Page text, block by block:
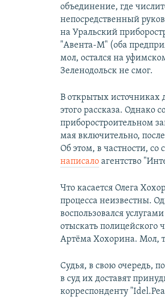
объединение, где
непосредственный
на Уральский
"Авента-М" (оба
мол, остался на
Зеленодольск не смог.
В открытых источниках
этого рассказа. Однако
приборостроительном
мая включительно,
Об этом, в частности, со
написало агентство
Что касается Олега
процесса неизвестны.
воспользовался
отыскать полицейского
Артёма Хохорина. Мол,
Судья, в свою очередь,
в суд их доставят
корреспонденту